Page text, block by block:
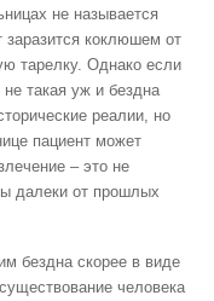
не называется
коклюшем от
тарелку. Однако если
такая уж и бездна
реалии, но
пациент может
– это не
далеки от прошлых
бездна скорее в виде
человека